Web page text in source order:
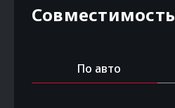
Совместимость
По авто